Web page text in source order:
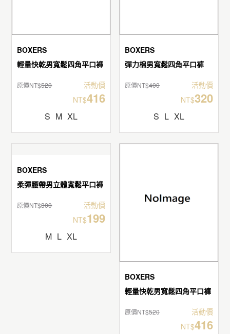
BOXERS
輕量快乾男寬鬆四角平口褲
原價NT$520
活動價
NT$416
S M XL
BOXERS
彈力棉男寬鬆四角平口褲
原價NT$400
活動價
NT$320
S L XL
BOXERS
輕量快乾男寬鬆四角平口褲
原價NT$520
活動價
NT$416